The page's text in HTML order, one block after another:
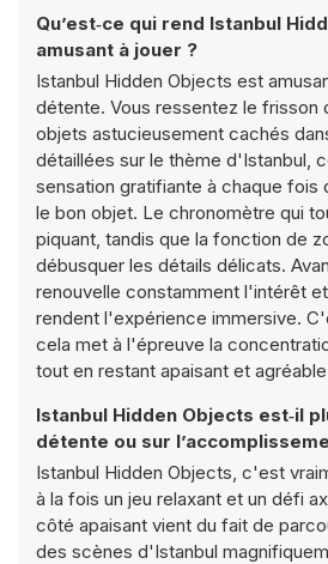
Qu’est‑ce qui rend Istanbul
amusant à jouer ?
Istanbul Hidden Objects est
détente. Vous ressentez le frisson
objets astucieusement cachés
détaillées sur le thème d'Istanbul,
sensation gratifiante à chaque fois
le bon objet. Le chronomètre qui
piquant, tandis que la fonction de
débusquer les détails délicats.
renouvelle constamment l'intérêt
rendent l'expérience immersive.
cela met à l'épreuve la
tout en restant apaisant et
Istanbul Hidden Objects est‑il
détente ou sur
Istanbul Hidden Objects, c'est
à la fois un jeu relaxant et un défi
côté apaisant vient du fait de
des scènes d'Istanbul